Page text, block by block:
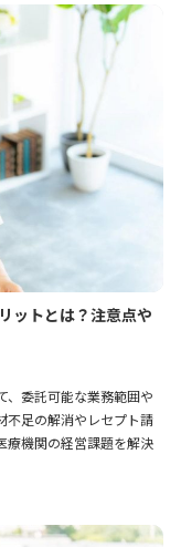
ットとは？注意点や
、委託可能な業務範囲や
不足の解消やレセプト請
療機関の経営課題を解決